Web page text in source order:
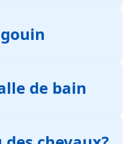
de bain